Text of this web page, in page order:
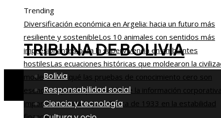
Trending
Diversificación económica en Argelia: hacia un futuro más
resiliente y sostenibleLos 10 animales con sentidos más
impresionantes para la supervivencia en ambientes
hostilesLas ecuaciones históricas que moldearon la
modernaPor qué las pruebas de conocimiento cero son
esenciales para la protección de la información
importancia de la Ley de Banca de 1933 en la estabilidad
TRIBUNA DE BOLIVIA
Bolivia
Responsabilidad social
Ciencia y tecnología